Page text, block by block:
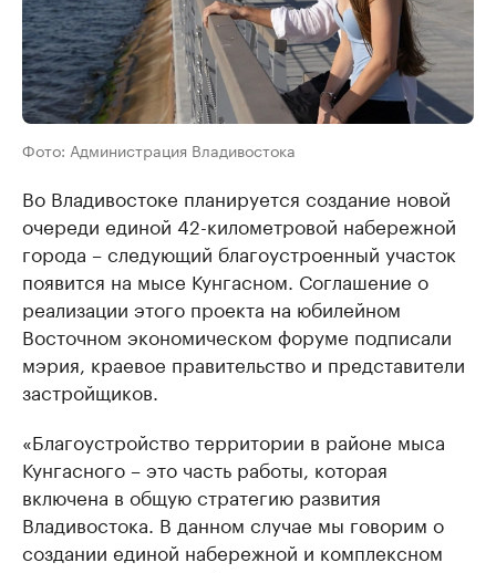
Фото: Администрация Владивостока
Во Владивостоке планируется создание новой
очереди единой 42-километровой набережной
города – следующий благоустроенный участок
появится на мысе Кунгасном. Соглашение о
реализации этого проекта на юбилейном
Восточном экономическом форуме подписали
мэрия, краевое правительство и представители
застройщиков.
«Благоустройство территории в районе мыса
Кунгасного – это часть работы, которая
включена в общую стратегию развития
Владивостока. В данном случае мы говорим о
создании единой набережной и комплексном